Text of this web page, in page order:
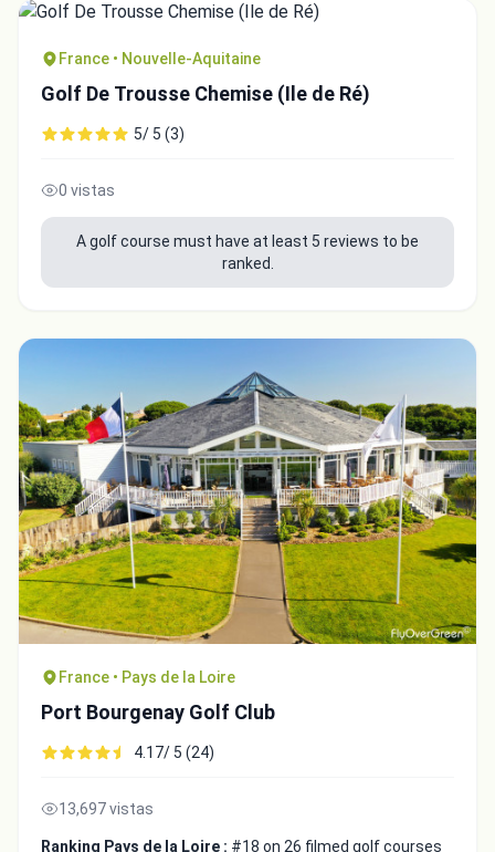
France • Nouvelle-Aquitaine
Golf De Trousse Chemise (Ile de Ré)
5/ 5 (3)
0 vistas
A golf course must have at least 5 reviews to be
ranked.
France • Pays de la Loire
Port Bourgenay Golf Club
4.17/ 5 (24)
13,697 vistas
Ranking Pays de la Loire : #18 on 26 filmed golf courses